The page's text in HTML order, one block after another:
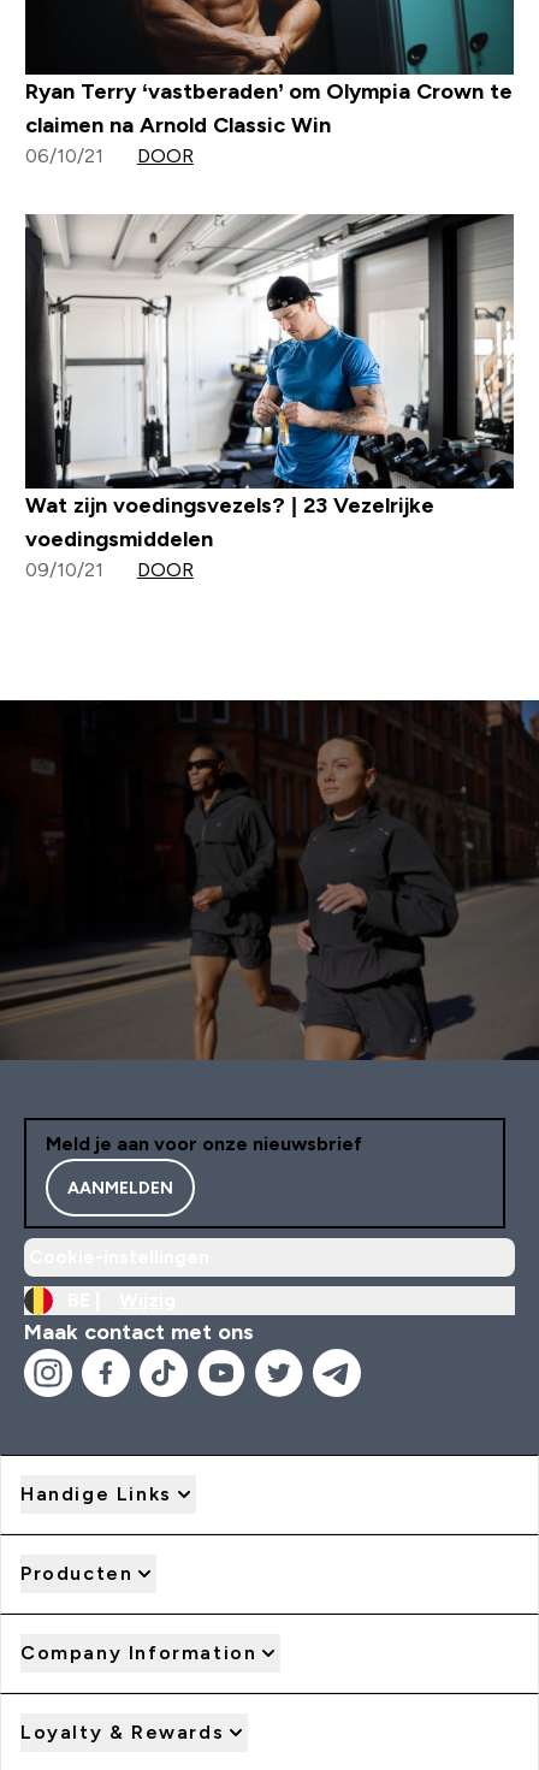
Ryan Terry ‘vastberaden’ om Olympia Crown te
claimen na Arnold Classic Win
06/10/21 DOOR
Wat zijn voedingsvezels? | 23 Vezelrijke
voedingsmiddelen
09/10/21 DOOR
Meld je aan voor onze nieuwsbrief
AANMELDEN
Maak contact met ons
Handige Links
Producten
Company Information
Loyalty & Rewards